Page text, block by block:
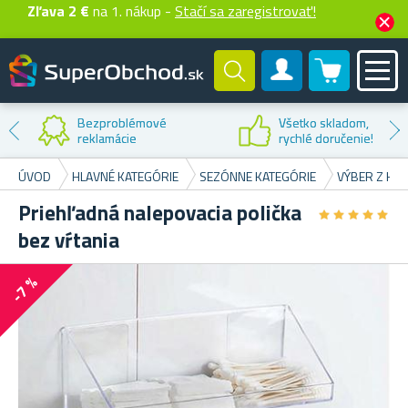
Zľava 2 € na 1. nákup - Stačí sa zaregistrovať!
Zákaznícky účet
0 produktů
Bezproblémové
reklamácie
Všetko skladom,
rychlé doručenie!
ÚVOD
HLAVNÉ KATEGÓRIE SEZÓNNE KATEGÓRIE VÝBER Z
Priehľadná nalepovacia polička
bez vŕtania
★★★★★
★★★★★
-7 %